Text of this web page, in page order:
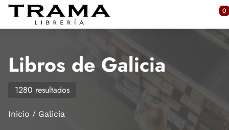
Saltar al contenido principal
0
Libros de Galicia
1280 resultados
Inicio Galicia